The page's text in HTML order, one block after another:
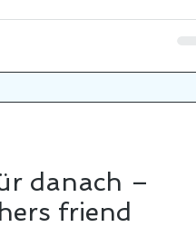
danach –
friend